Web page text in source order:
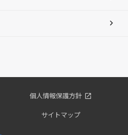
個人情報保護方針
サイトマップ